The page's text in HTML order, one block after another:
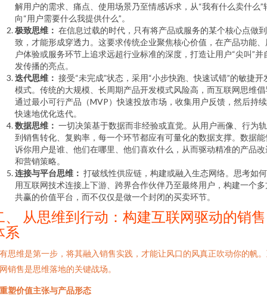
解用户的需求、痛点、使用场景乃至情感诉求，从“我有什么卖什么”
向“用户需要什么我提供什么”。
极致思维： 在信息过载的时代，只有将产品或服务的某个核心点做
致，才能形成穿透力。这要求传统企业聚焦核心价值，在产品功能、
户体验或服务环节上追求远超行业标准的深度，打造让用户“尖叫”并
发传播的亮点。
迭代思维： 接受“未完成”状态，采用“小步快跑、快速试错”的敏捷开
模式。传统的大规模、长周期产品开发模式风险高，而互联网思维倡
通过最小可行产品（MVP）快速投放市场，收集用户反馈，然后持
快速地优化迭代。
数据思维： 一切决策基于数据而非经验或直觉。从用户画像、行为
到销售转化、复购率，每一个环节都应有可量化的数据支撑。数据能
诉你用户是谁、他们在哪里、他们喜欢什么，从而驱动精准的产品改
和营销策略。
连接与平台思维： 打破线性供应链，构建或融入生态网络。思考如
用互联网技术连接上下游、跨界合作伙伴乃至最终用户，构建一个多
共赢的价值平台，而不仅仅是做一个封闭的买卖环节。
、 从思维到行动：构建互联网驱动的销售
系
思维是第一步，将其融入销售实践，才能让风口的风真正吹动你的帆
销售是思维落地的关键战场。
塑价值主张与产品形态